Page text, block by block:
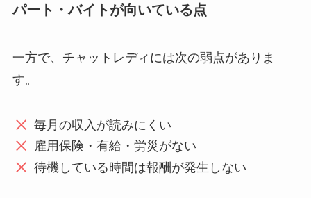
パート・バイトが向いている点
一方で、チャットレディには次の弱点がありま
す。
毎月の収入が読みにくい
雇用保険・有給・労災がない
待機している時間は報酬が発生しない